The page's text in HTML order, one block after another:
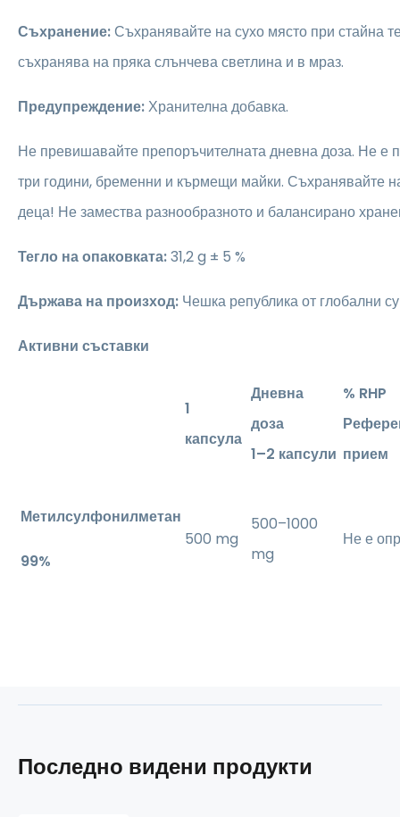
Съхранение:Съхранявайте на сухо място при стайна
съхранява на пряка слънчева светлина и в мраз.
Предупреждение:Хранителна добавка.
Не превишавайте препоръчителната дневна доза. Не е
три години, бременни и кърмещи майки. Съхранявайте
деца! Не замества разнообразното и балансирано
Тегло на опаковката:31,2 g ± 5 %
Държава на произход: Чешка република от глобални
Активни съставки
1
капсула
Дневна
доза
1–2 капсули
% RHP
прием
Метилсулфонилметан
99%
500 mg
500–1000
mg
Не е
Последно видени продукти